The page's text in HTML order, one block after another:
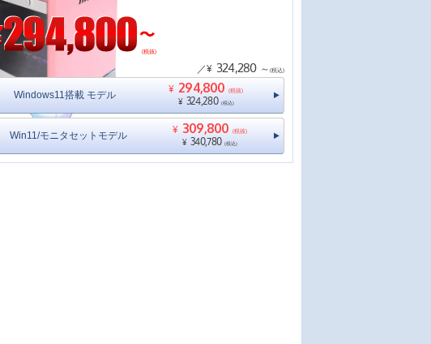
(税抜)
／¥ 324,280 ～ (税込)
Windows11搭載 モデル ¥ 294,800 (税抜)
¥ 324,280 (税込)
Win11/モニタセットモデル ¥ 309,800 (税抜)
¥ 340,780 (税込)